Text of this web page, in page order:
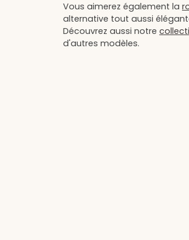
Vous aimerez également la
alternative tout aussi
Découvrez aussi notre
d'autres modèles.